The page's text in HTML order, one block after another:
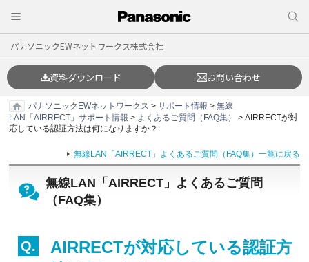
パナソニックEWネットワークス株式会社
資料ダウンロード お問い合わせ
パナソニックEWネットワークス >サポート情報 >無線
LAN「AIRRECT」サポート情報 > よくあるご質問（FAQ集）
> AIRRECTが対
応している認証方法は何になりますか？
無線LAN「AIRRECT」よくあるご質問（FAQ集）一覧に戻る
無線LAN「AIRRECT」よくあるご質問
（FAQ集）
AIRRECTが対応している認証方